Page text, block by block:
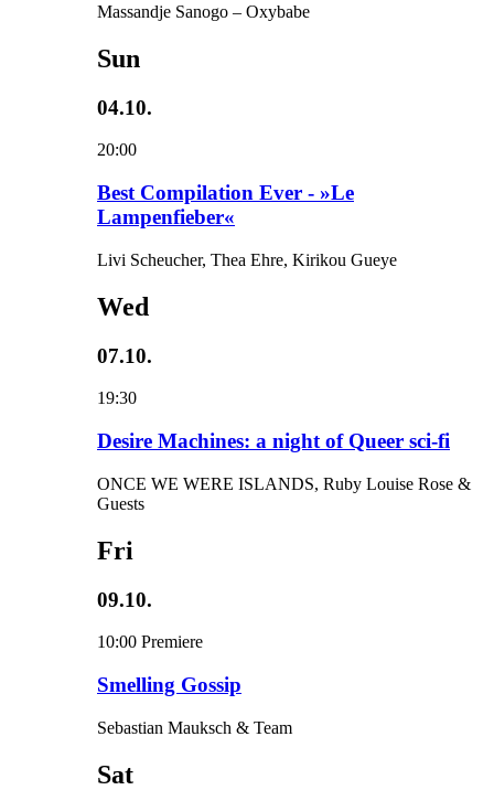
Massandje Sanogo – Oxybabe
Sun
04.10.
20:00
Best Compilation Ever - »Le
Lampenfieber«
Livi Scheucher, Thea Ehre, Kirikou Gueye
Wed
07.10.
19:30
Desire Machines: a night of Queer sci-fi
ONCE WE WERE ISLANDS, Ruby Louise Rose &
Guests
Fri
09.10.
10:00 Premiere
Smelling Gossip
Sebastian Mauksch & Team
Sat